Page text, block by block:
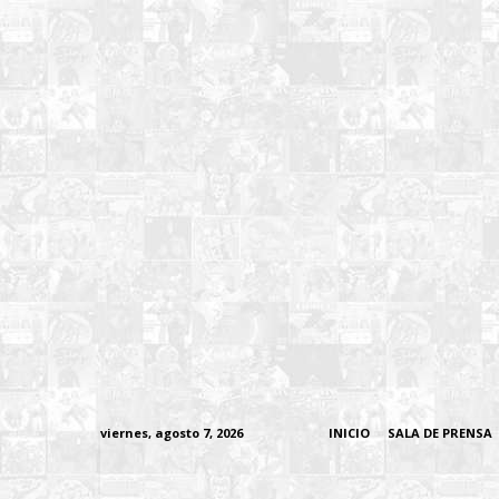
viernes, agosto 7, 2026 INICIO SALA DE PRENSA